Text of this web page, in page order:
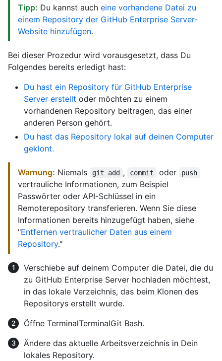
Tipp: Du kannst auch eine vorhandene Datei zu
einem Repository der GitHub Enterprise Server-
Website hinzufügen.
Bei dieser Prozedur wird vorausgesetzt, dass Du
Folgendes bereits erledigt hast:
Du hast ein Repository für GitHub Enterprise
Server erstellt oder möchten zu einem
vorhandenen Repository beitragen, das einer
anderen Person gehört.
Du hast das Repository lokal auf deinen Computer
geklont.
Warnung: Niemals git add , commit oder push
vertrauliche Informationen, zum Beispiel
Passwörter oder API-Schlüssel in ein
Remoterepository transferieren. Wenn Sie diese
Informationen bereits hinzugefügt haben, siehe
"Entfernen vertraulicher Daten aus einem
Repository."
Verschiebe auf deinem Computer die Datei, die du
zu GitHub Enterprise Server hochladen möchtest,
in das lokale Verzeichnis, das beim Klonen des
Repositorys erstellt wurde.
Öffne TerminalTerminalGit Bash.
Ändere das aktuelle Arbeitsverzeichnis in Dein
lokales Repository.